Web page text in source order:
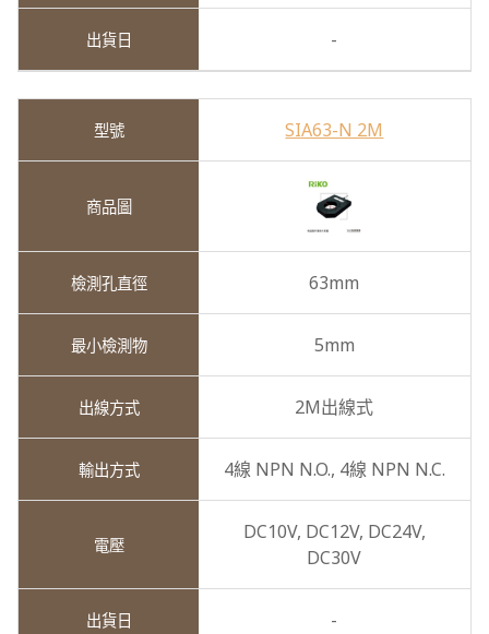
-
SIA63-N 2M
63mm
5mm
2M出線式
4線 NPN N.O., 4線 NPN N.C.
DC10V, DC12V, DC24V,
DC30V
-